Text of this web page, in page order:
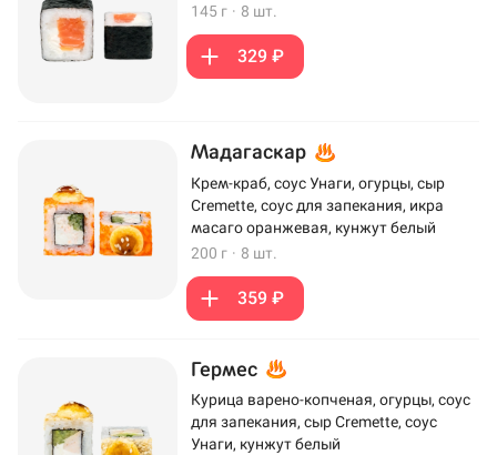
145 г · 8 шт.
329 ₽
Мадагаскар
Крем-краб, соус Унаги, огурцы, сыр
Cremette, соус для запекания, икра
масаго оранжевая, кунжут белый
200 г · 8 шт.
359 ₽
Гермес
Курица варено-копченая, огурцы, соус
для запекания, сыр Cremette, соус
Унаги, кунжут белый